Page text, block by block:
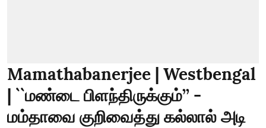
Mamathabanerjee | Westbengal
| ``மண்டை பிளந்திருக்கும்’’ -
மம்தாவை குறிவைத்து கல்லால் அடி